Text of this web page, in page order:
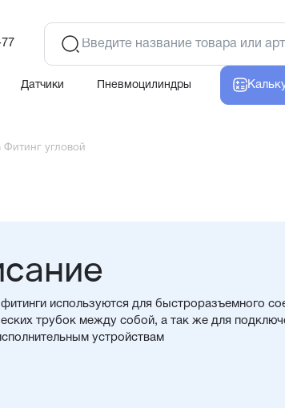
Датчики Пневмоцилиндры
Фитинг угловой
используются для быстроразъемного
трубок между собой, а так же для
устройствам